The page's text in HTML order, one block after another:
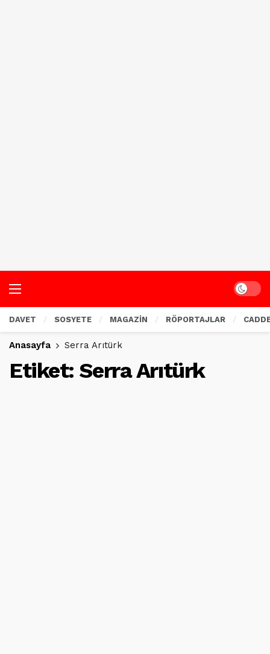
Dark
DAVET SOSYETE MAGAZİN RÖPORTAJLAR
Anasayfa Serra Arıtürk
Etiket: Serra Arıtürk